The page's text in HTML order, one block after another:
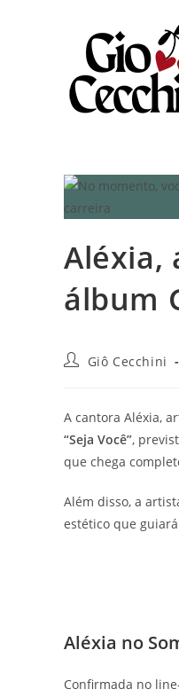
Aléxia,
álbum
AutorGiô Cecchini
A cantora Aléxia,
“Seja Você”,
que chega
Além disso, a
estético que
Aléxia no
Confirmada no